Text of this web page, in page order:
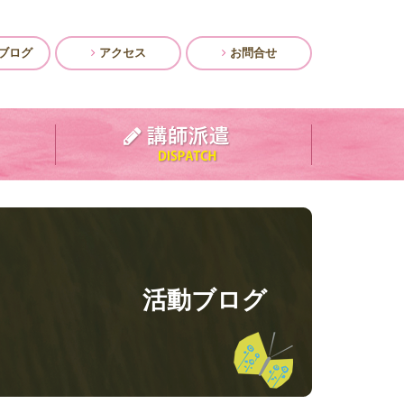
ログ アクセス お問合せ
活動ブログ